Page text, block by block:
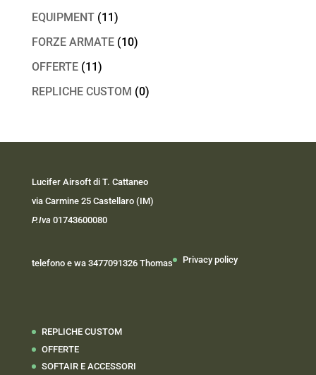
EQUIPMENT (11)
FORZE ARMATE (10)
OFFERTE (11)
REPLICHE CUSTOM (0)
Lucifer Airsoft di T. Cattaneo
via Carmine 25 Castellaro (IM)
P.Iva 01743600080
telefono e wa 3477091326 Thomas Privacy policy
REPLICHE CUSTOM
OFFERTE
SOFTAIR E ACCESSORI